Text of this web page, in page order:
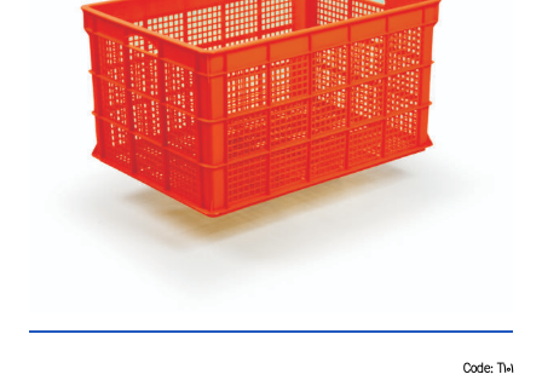
Code: T101